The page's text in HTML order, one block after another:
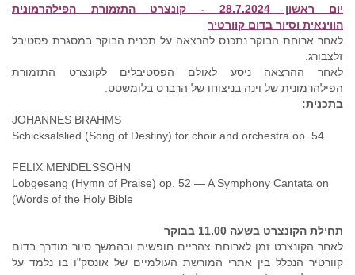
יום ראשון 28.7.2024 - קונצרט התזמורת הפילהרמונית
הווינאית וסיור בדום קוורטיר
לאחר ארוחת הבוקר נתכנס להרצאה על תכנית הבוקר במסגרת פסטיבל
זלצבורג.
לאחר ההרצאה ניסע לאולם הפסטיבלים לקונצרט התזמורת
הפילהרמונית של וינה בניצוחו של הרברט בלומשטט.
בתכנית:
JOHANNES BRAHMS
Schicksalslied (Song of Destiny) for choir and orchestra op. 54
FELIX MENDELSSOHN
Lobgesang (Hymn of Praise) op. 52 — A Symphony Cantata on
Words of the Holy Bible)
תחילת הקונצרט בשעה 11.00 בבוקר
לאחר הקונצרט זמן לארוחת צהריים חופשית ובהמשך סיור מודרך בדום
קוורטיר הנכלל בין אתרי המורשת העולמיים של אונסק"ו בו נלמד על